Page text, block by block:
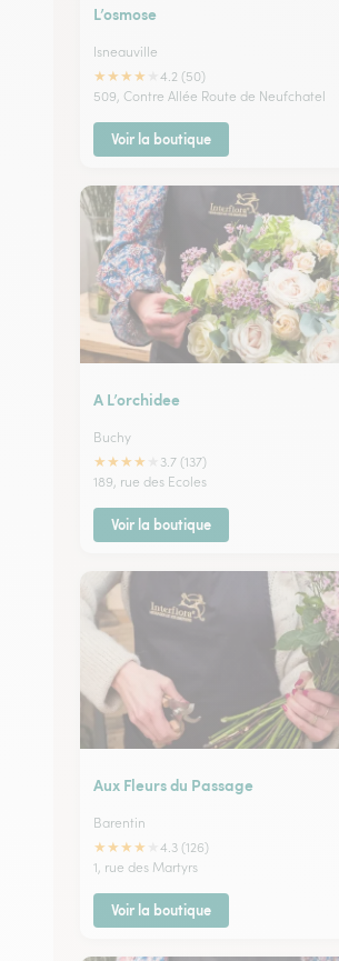
L’osmose
Isneauville
★★★★
4.2 (50)
509, Contre Allée Route de Neufchatel
Voir la boutique
A L’orchidee
Buchy
★★★★
3.7 (137)
189, rue des Ecoles
Voir la boutique
Aux Fleurs du Passage
Barentin
★★★★
4.3 (126)
1, rue des Martyrs
Voir la boutique